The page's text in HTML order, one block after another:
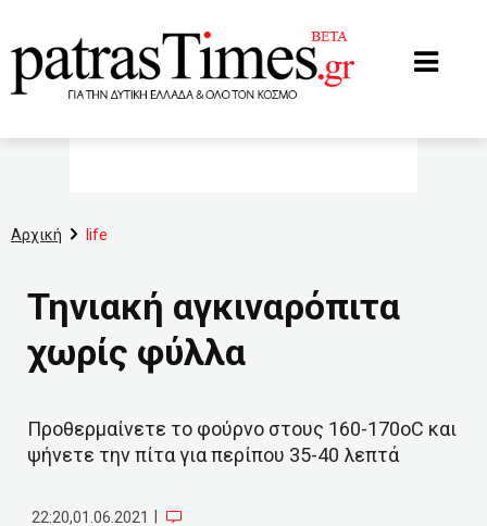
Αρχική life
Τηνιακή αγκιναρόπιτα
χωρίς φύλλα
Προθερμαίνετε το φούρνο στους 160-170οC και
ψήνετε την πίτα για περίπου 35-40 λεπτά
22:20,01.06.2021